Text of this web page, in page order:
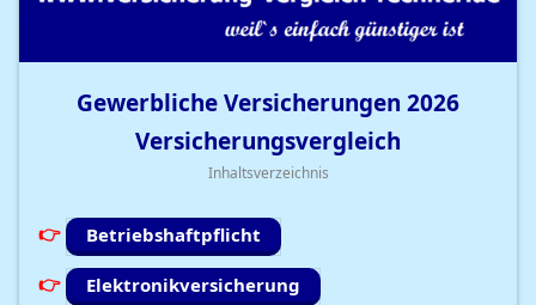
Gewerbliche Versicherungen 2026
Versicherungsvergleich
Inhaltsverzeichnis
Betriebshaftpflicht
Elektronikversicherung